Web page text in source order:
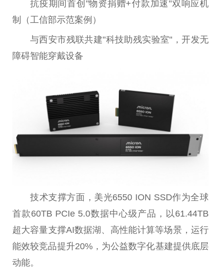
抗疫期间首创"物资捐赠+付款加速"双响应机
制（工信部示范案例）
与西安市残联共建"科技助残实验室"，开发无
障碍智能穿戴设备
技术支撑方面，美光6550 ION SSD作为全球
首款60TB PCIe 5.0数据中心级产品，以61.44TB
超大容量支撑AI数据湖、高性能计算等场景，运行
能效较竞品提升20%，为公益数字化基建提供底层
动能。